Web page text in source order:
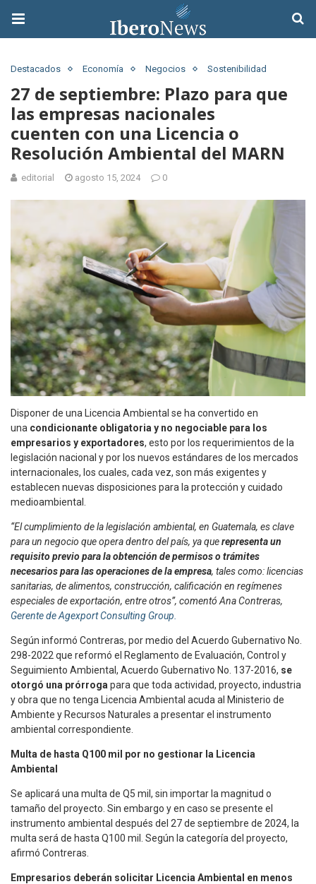
Destacados Economía Negocios Sostenibilidad
27 de septiembre: Plazo para que
las empresas nacionales
cuenten con una Licencia o
Resolución Ambiental del MARN
editorial agosto 15, 2024 0
Disponer de una Licencia Ambiental se ha convertido en
una condicionante obligatoria y no negociable para los
empresarios y exportadores, esto por los requerimientos de la
legislación nacional y por los nuevos estándares de los mercados
internacionales, los cuales, cada vez, son más exigentes y
establecen nuevas disposiciones para la protección y cuidado
medioambiental.
“El cumplimiento de la legislación ambiental, en Guatemala, es clave
para un negocio que opera dentro del país, ya querepresenta un
requisito previo para la obtención de permisos o trámites
necesarios para las operaciones de la empresa, tales como: licencias
sanitarias, de alimentos, construcción, calificación en regímenes
especiales de exportación, entre otros”, comentó Ana Contreras,
Gerente de Agexport Consulting Group.
Según informó Contreras, por medio del Acuerdo Gubernativo No.
298-2022 que reformó el Reglamento de Evaluación, Control y
Seguimiento Ambiental, Acuerdo Gubernativo No. 137-2016, se
otorgó una prórroga para que toda actividad, proyecto, industria
y obra que no tenga Licencia Ambiental acuda al Ministerio de
Ambiente y Recursos Naturales a presentar el instrumento
ambiental correspondiente.
Multa de hasta Q100 mil por no gestionar la Licencia
Ambiental
Se aplicará una multa de Q5 mil, sin importar la magnitud o
tamaño del proyecto. Sin embargo y en caso se presente el
instrumento ambiental después del 27 de septiembre de 2024, la
multa será de hasta Q100 mil. Según la categoría del proyecto,
afirmó Contreras.
Empresarios deberán solicitar Licencia Ambiental en menos